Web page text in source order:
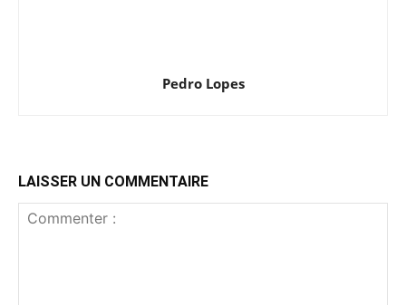
Pedro Lopes
LAISSER UN COMMENTAIRE